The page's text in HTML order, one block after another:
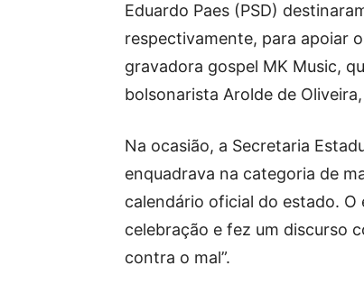
Eduardo Paes (PSD)
respectivamente, para apoiar
gravadora gospel MK Music,
bolsonarista Arolde de
Na ocasião, a Secretaria
enquadrava na categoria de
calendário oficial do estado.
celebração e fez um discurso
contra o mal”.